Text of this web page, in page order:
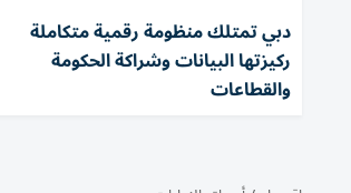
دبي تمتلك منظومة رقمية متكاملة
ركيزتها البيانات وشراكة الحكومة
والقطاعات